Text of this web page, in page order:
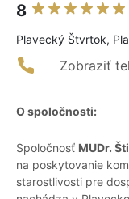
8
Plavecký Štvrtok,
Zobraziť
O spoločnosti:
Spoločnosť MUDr.
na poskytovanie
starostlivosti pre